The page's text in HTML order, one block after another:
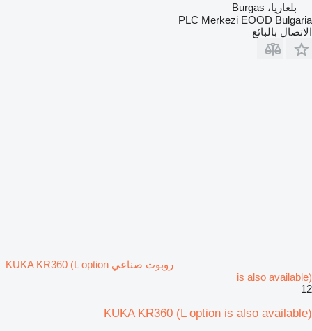
بلغاريا، Burgas
PLC Merkezi EOOD Bulgaria
الاتصال بالبائع
روبوت صناعي KUKA KR360 (L option
is also available)
12
KUKA KR360 (L option is also available)